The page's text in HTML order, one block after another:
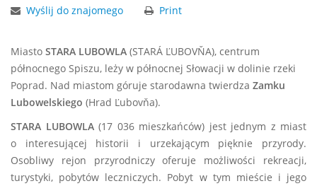
Wyślij do znajomego Print
Miasto STARA LUBOWLA (STARÁ ĽUBOVŇA), centrum
północnego Spiszu, leży w północnej Słowacji w dolinie rzeki
Poprad. Nad miastom góruje starodawna twierdza Zamku
Lubowelskiego (Hrad Ľubovňa).
STARA LUBOWLA(17 036 mieszkańców) jest jednym z miast
o interesującej historii i urzekającym pięknie przyrody.
Osobliwy rejon przyrodniczy oferuje możliwości rekreacji,
turystyki, pobytów leczniczych. Pobyt w tym mieście i jego